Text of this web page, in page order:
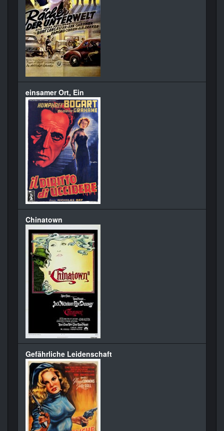
einsamer Ort, Ein
Chinatown
Gefährliche Leidenschaft